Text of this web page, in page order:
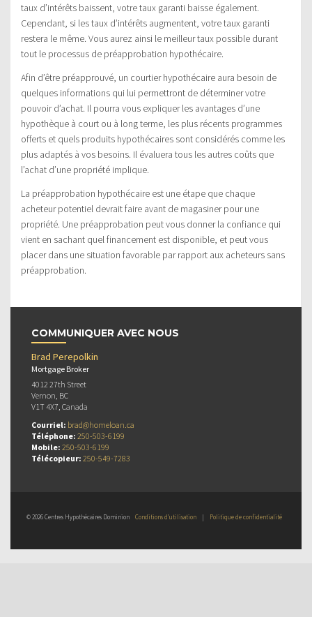
taux d’intérêts baissent, votre taux garanti baisse également.
Cependant, si les taux d’intérêts augmentent, votre taux garanti
restera le même. Vous aurez ainsi le meilleur taux possible durant
tout le processus de préapprobation hypothécaire.
Afin d’être préapprouvé, un courtier hypothécaire aura besoin de
quelques informations qui lui permettront de déterminer votre
pouvoir d’achat. Il pourra vous expliquer les avantages d’une
hypothèque à court ou à long terme, les plus récents programmes
offerts et quels produits hypothécaires sont considérés comme les
plus adaptés à vos besoins. Il évaluera tous les autres coûts que
l’achat d’une propriété implique.
La préapprobation hypothécaire est une étape que chaque
acheteur potentiel devrait faire avant de magasiner pour une
propriété. Une préapprobation peut vous donner la confiance qui
vient en sachant quel financement est disponible, et peut vous
placer dans une situation favorable par rapport aux acheteurs sans
préapprobation.
COMMUNIQUER AVEC NOUS
Brad Perepolkin
Mortgage Broker
4012 27th Street
Vernon, BC
V1T 4X7, Canada
Courriel: brad@homeloan.ca
Téléphone: 250-503-6199
Mobile: 250-503-6199
Télécopieur: 250-549-7283
© 2026 Centres Hypothécaires Dominion Conditions d’utilisation Politique de confidentialité